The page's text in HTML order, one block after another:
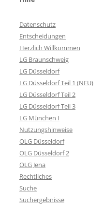
Datenschutz
Entscheidungen
Herzlich Willkommen
LG Braunschweig
LG Düsseldorf
LG Düsseldorf Teil 1 (NEU)
LG Düsseldorf Teil 2
LG Düsseldorf Teil 3
LG München I
Nutzungshinweise
OLG Düsseldorf
OLG Düsseldorf 2
OLG Jena
Rechtliches
Suche
Suchergebnisse